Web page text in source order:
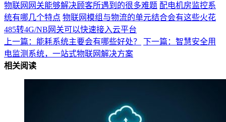
物联网网关能够解决顾客所遇到的很多难题 配电机房监控系
统有哪几个特点 物联网模组与物流的单元结合会有这些火花
485转4G/NB网关可以快速接入云平台
上一篇：能耗系统主要会有哪些好处？
下一篇：智慧安全用
电监测系统，一站式物联网解决方案
相关阅读